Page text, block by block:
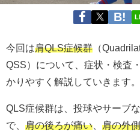
今回は肩QLS症候群 （
QSS）について、症状・検査
かりやすく解説していきます。
QLS症候群は、投球やサーブ
で、 肩の後ろが痛い 肩の外